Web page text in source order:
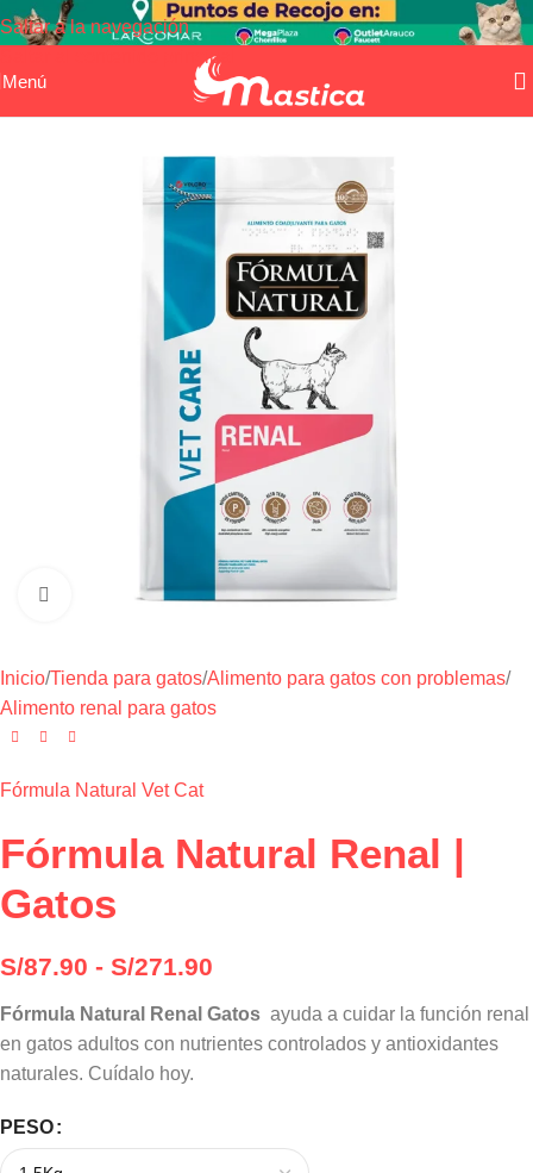
Saltar a la navegación
Saltar al contenido principal
Menú
Haga clic para ampliar
Inicio/Tienda para gatos/Alimento para gatos con problemas/
Alimento renal para gatos
Fórmula Natural Vet Cat
Fórmula Natural Renal |
Gatos
S/87.90 - S/271.90
Fórmula Natural Renal Gatos ayuda a cuidar la función renal
en gatos adultos con nutrientes controlados y antioxidantes
naturales. Cuídalo hoy.
PESO